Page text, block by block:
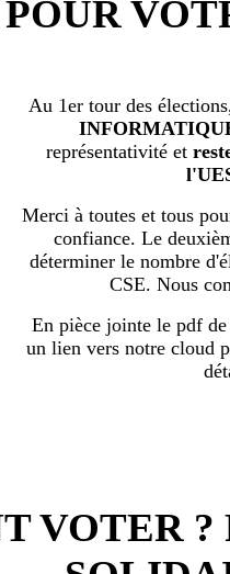
Au 1er tour des
représentativité et
Merci à toutes et tous
confiance. Le
déterminer le nombre
CSE. Nous
En pièce jointe le pdf de
un lien vers notre cloud
VOTER ?